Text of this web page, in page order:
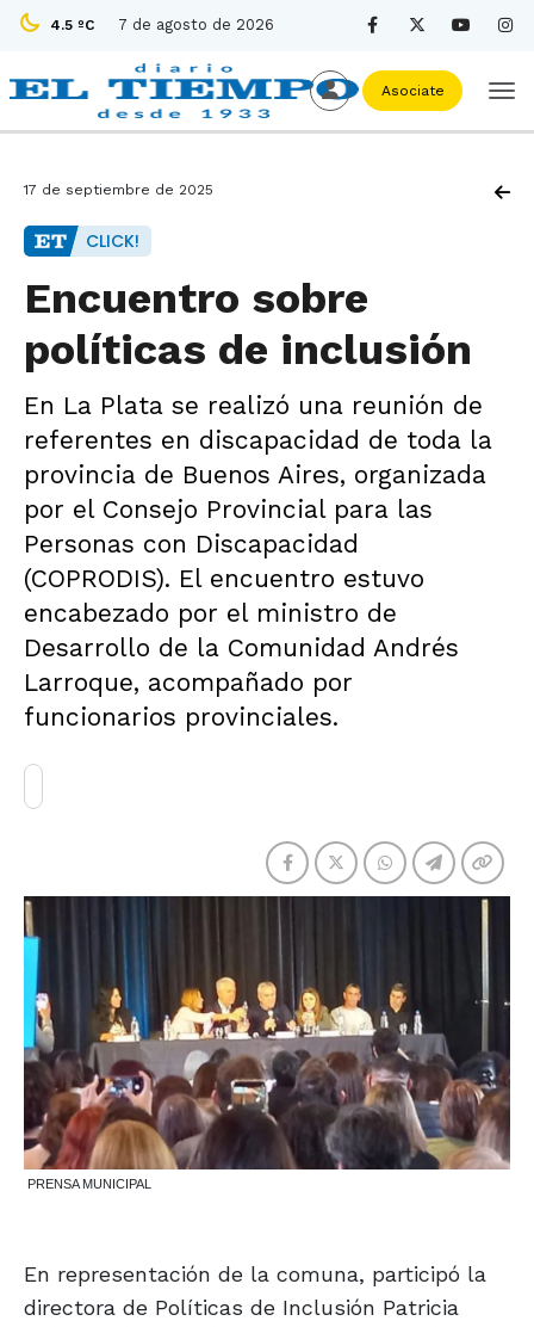
4.5 ºC 7 de agosto de 2026
Asociate
17 de septiembre de 2025
CLICK!
Encuentro sobre
políticas de inclusión
En La Plata se realizó una reunión de
referentes en discapacidad de toda la
provincia de Buenos Aires, organizada
por el Consejo Provincial para las
Personas con Discapacidad
(COPRODIS). El encuentro estuvo
encabezado por el ministro de
Desarrollo de la Comunidad Andrés
Larroque, acompañado por
funcionarios provinciales.
PRENSA MUNICIPAL
En representación de la comuna, participó la
directora de Políticas de Inclusión Patricia